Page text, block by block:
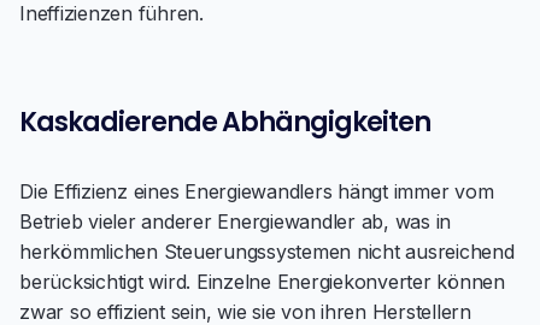
Ineffizienzen führen.
Kaskadierende Abhängigkeiten
Die Effizienz eines Energiewandlers hängt immer vom
Betrieb vieler anderer Energiewandler ab, was in
herkömmlichen Steuerungssystemen nicht ausreichend
berücksichtigt wird. Einzelne Energiekonverter können
zwar so effizient sein, wie sie von ihren Herstellern